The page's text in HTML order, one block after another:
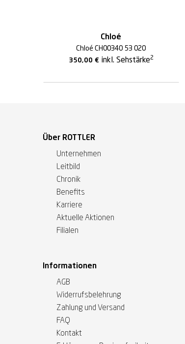
Chloé
Chloé CH0034O 53 020
350,00 € inkl. Sehstärke2
Über ROTTLER
Unternehmen
Leitbild
Chronik
Benefits
Karriere
Aktuelle Aktionen
Filialen
Informationen
AGB
Widerrufsbelehrung
Zahlung und Versand
FAQ
Kontakt